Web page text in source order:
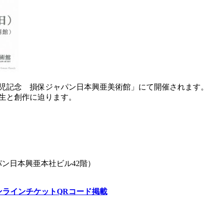
記念 損保ジャパン日本興亜美術館」にて開催されます。
創作に迫ります。
日本興亜本社ビル42階）
インチケットQRコード掲載